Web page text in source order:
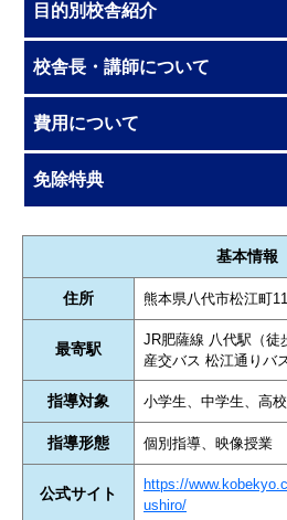
目的別校舎紹介
校舎長・講師について
費用について
免除特典
基本情報
住所 熊本県八代市松江町
最寄駅
JR肥薩線 八代駅（徒
産交バス 松江通りバ
指導対象 小学生、中学生、高
指導形態 個別指導、映像授業
公式サイト
https://
ushiro/